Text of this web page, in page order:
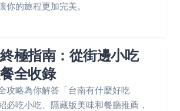
你的旅程更加完美。
極指南：從街邊小吃
全收錄
攻略為你解答「台南有什麼好吃
必吃小吃、隱藏版美味和餐廳推薦，